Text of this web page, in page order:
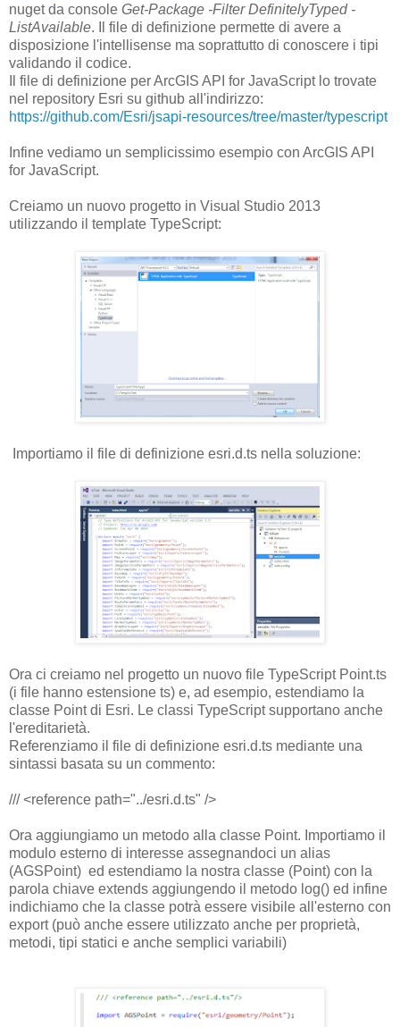
nuget da console Get-Package -Filter DefinitelyTyped -
ListAvailable. Il file di definizione permette di avere a
disposizione l'intellisense ma soprattutto di conoscere i tipi
validando il codice.
Il file di definizione per ArcGIS API for JavaScript lo trovate
nel repository Esri su github all'indirizzo:
https://github.com/Esri/jsapi-resources/tree/master/typescript
Infine vediamo un semplicissimo esempio con ArcGIS API
for JavaScript.
Creiamo un nuovo progetto in Visual Studio 2013
utilizzando il template TypeScript:
Importiamo il file di definizione esri.d.ts nella soluzione:
Ora ci creiamo nel progetto un nuovo file TypeScript Point.ts
(i file hanno estensione ts) e, ad esempio, estendiamo la
classe Point di Esri. Le classi TypeScript supportano anche
l'ereditarietà.
Referenziamo il file di definizione esri.d.ts mediante una
sintassi basata su un commento:
/// <reference path="../esri.d.ts" />
Ora aggiungiamo un metodo alla classe Point. Importiamo il
modulo esterno di interesse assegnandoci un alias
(AGSPoint) ed estendiamo la nostra classe (Point) con la
parola chiave extends aggiungendo il metodo log() ed infine
indichiamo che la classe potrà essere visibile all'esterno con
export (può anche essere utilizzato anche per proprietà,
metodi, tipi statici e anche semplici variabili)